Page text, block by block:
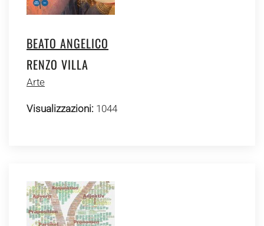
BEATO ANGELICO
RENZO VILLA
Arte
Visualizzazioni: 1044